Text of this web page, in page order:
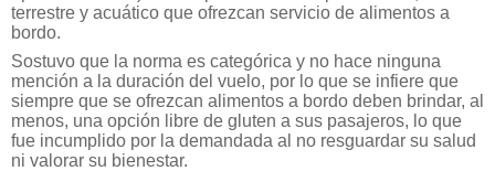
terrestre y acuático que ofrezcan servicio de alimentos a
bordo.
Sostuvo que la norma es categórica y no hace ninguna
mención a la duración del vuelo, por lo que se infiere que
siempre que se ofrezcan alimentos a bordo deben brindar, al
menos, una opción libre de gluten a sus pasajeros, lo que
fue incumplido por la demandada al no resguardar su salud
ni valorar su bienestar.